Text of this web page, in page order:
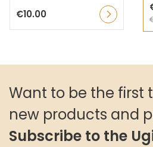
€10.00
Want to be the first
new products and
Subscribe to the